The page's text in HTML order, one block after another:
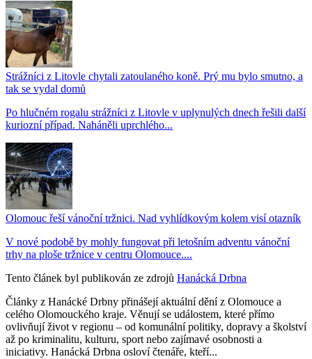
Strážníci z Litovle chytali zatoulaného koně. Prý mu bylo smutno, a
tak se vydal domů
Po hlučném rogalu strážníci z Litovle v uplynulých dnech řešili další
kuriozní případ. Naháněli uprchlého...
Olomouc řeší vánoční tržnici. Nad vyhlídkovým kolem visí otazník
V nové podobě by mohly fungovat při letošním adventu vánoční
trhy na ploše tržnice v centru Olomouce....
Tento článek byl publikován ze zdrojů Hanácká Drbna
Články z Hanácké Drbny přinášejí aktuální dění z Olomouce a
celého Olomouckého kraje. Věnují se událostem, které přímo
ovlivňují život v regionu – od komunální politiky, dopravy a školství
až po kriminalitu, kulturu, sport nebo zajímavé osobnosti a
iniciativy. Hanácká Drbna osloví čtenáře, kteří...